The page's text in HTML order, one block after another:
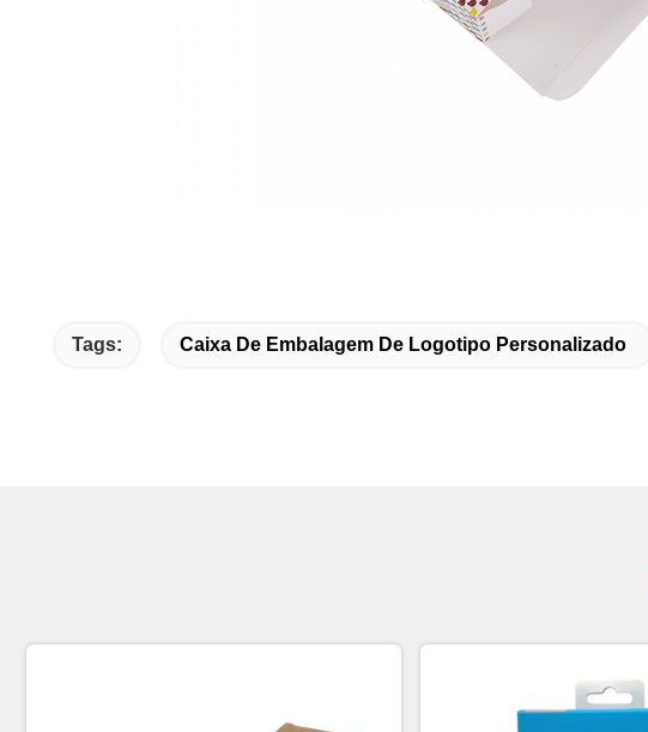
Tags: Caixa De Embalagem De Logotipo Personalizado